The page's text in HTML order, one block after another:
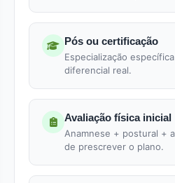
Pós ou certificação
Especialização
diferencial real.
Avaliação física inicial
Anamnese + postural +
de prescrever o plano.